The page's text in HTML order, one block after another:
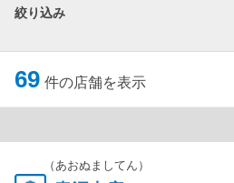
絞り込み
69 件の店舗を表示
（あおぬましてん）